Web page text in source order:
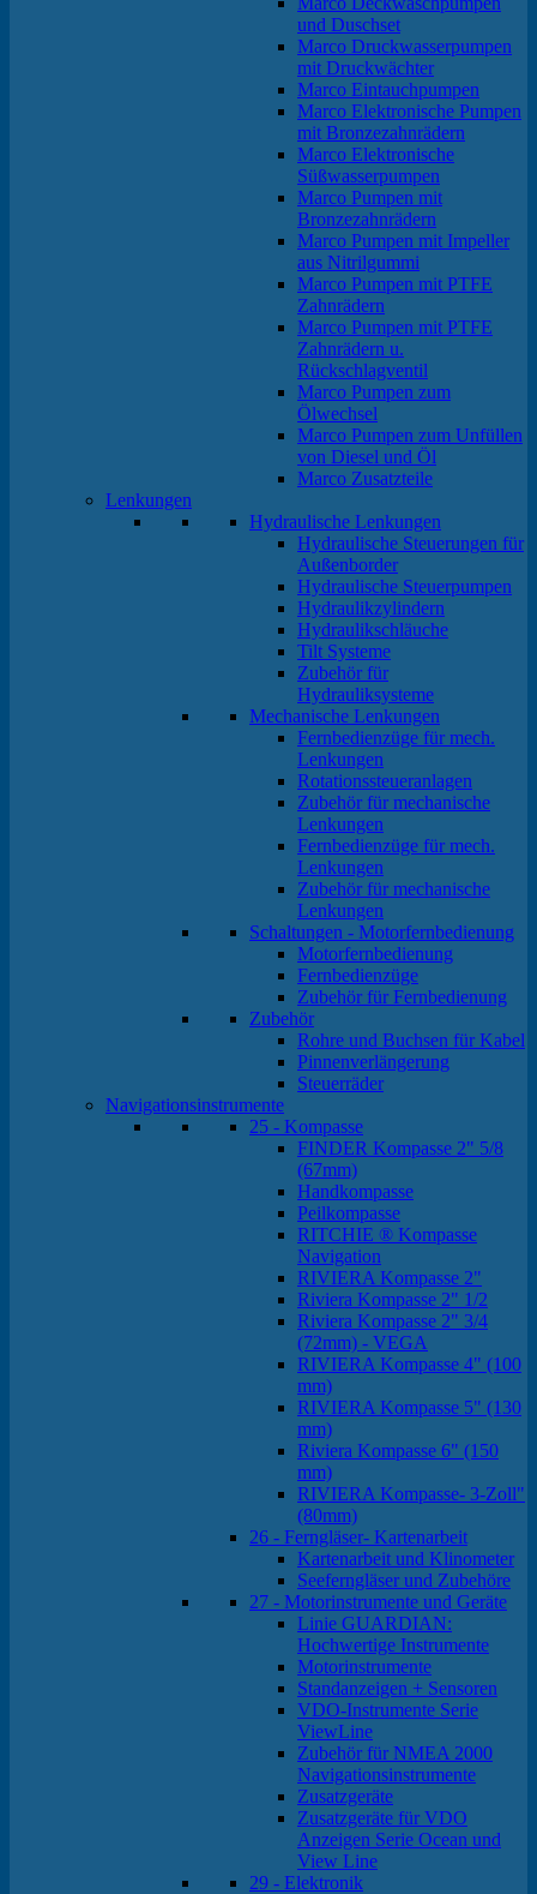
und Duschset
Marco Druckwasserpumpen
mit Druckwächter
Marco Eintauchpumpen
Marco Elektronische Pumpen
mit Bronzezahnrädern
Marco Elektronische
Süßwasserpumpen
Marco Pumpen mit
Bronzezahnrädern
Marco Pumpen mit Impeller
aus Nitrilgummi
Marco Pumpen mit PTFE
Zahnrädern
Marco Pumpen mit PTFE
Zahnrädern u.
Rückschlagventil
Marco Pumpen zum
Ölwechsel
Marco Pumpen zum Unfüllen
von Diesel und Öl
Marco Zusatzteile
Lenkungen
Hydraulische Lenkungen
Hydraulische Steuerungen für
Außenborder
Hydraulische Steuerpumpen
Hydraulikzylindern
Hydraulikschläuche
Tilt Systeme
Zubehör für
Hydrauliksysteme
Mechanische Lenkungen
Fernbedienzüge für mech.
Lenkungen
Rotationssteueranlagen
Zubehör für mechanische
Lenkungen
Fernbedienzüge für mech.
Lenkungen
Zubehör für mechanische
Lenkungen
Schaltungen - Motorfernbedienung
Motorfernbedienung
Fernbedienzüge
Zubehör für Fernbedienung
Zubehör
Rohre und Buchsen für Kabel
Pinnenverlängerung
Steuerräder
Navigationsinstrumente
25 - Kompasse
FINDER Kompasse 2" 5/8
(67mm)
Handkompasse
Peilkompasse
RITCHIE ® Kompasse
Navigation
RIVIERA Kompasse 2"
Riviera Kompasse 2" 1/2
Riviera Kompasse 2" 3/4
(72mm) - VEGA
RIVIERA Kompasse 4" (100
mm)
RIVIERA Kompasse 5" (130
mm)
Riviera Kompasse 6" (150
mm)
RIVIERA Kompasse- 3-Zoll"
(80mm)
26 - Ferngläser- Kartenarbeit
Kartenarbeit und Klinometer
Seeferngläser und Zubehöre
27 - Motorinstrumente und Geräte
Linie GUARDIAN:
Hochwertige Instrumente
Motorinstrumente
Standanzeigen + Sensoren
VDO-Instrumente Serie
ViewLine
Zubehör für NMEA 2000
Navigationsinstrumente
Zusatzgeräte
Zusatzgeräte für VDO
Anzeigen Serie Ocean und
View Line
29 - Elektronik